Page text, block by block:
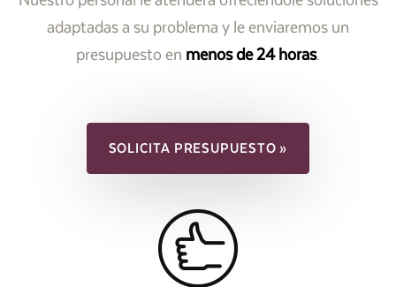
adaptadas a su problema y le enviaremos un
presupuesto en menos de 24 horas.
SOLICITA PRESUPUESTO »